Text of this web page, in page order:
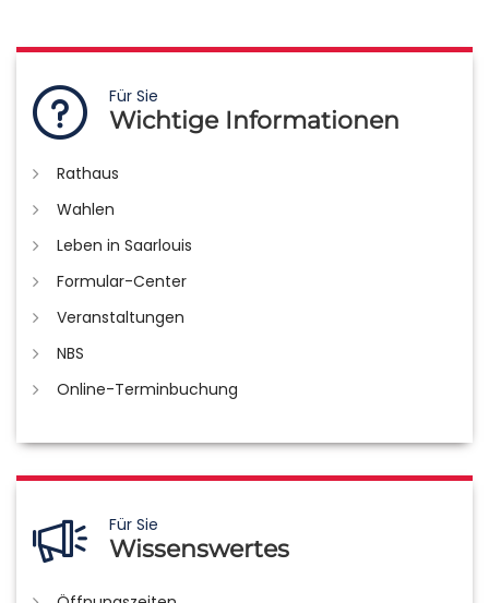
Für Sie
Wichtige Informationen
Rathaus
Wahlen
Leben in Saarlouis
Formular-Center
Veranstaltungen
NBS
Online-Terminbuchung
Für Sie
Wissenswertes